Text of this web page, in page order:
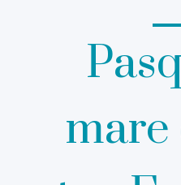
mare